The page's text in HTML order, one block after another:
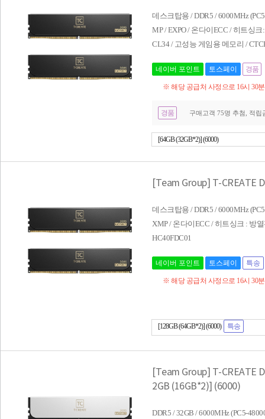
데스크탑용 / DDR5 / 6000MHz
MP / EXPO / 온다이ECC / 히트싱
CL34 / 고성능 게임용 메모리 /
네이버 포인트 토스페이 경품
※ 해당 공급처 사정으로 16시 30
경품 구매고객 75명 추첨, 적립
[64GB (32GB*2)] (6000)
[Team Group] T-CREATE
데스크탑용 / DDR5 / 6000MHz
XMP / 온다이ECC / 히트싱크 : 방
HC40FDC01
네이버 포인트 토스페이 특송
※ 해당 공급처 사정으로 16시 30
[128GB (64GB*2)] (6000) 특송
[Team Group] T-CREATE
2GB (16GB*2)] (6000)
DDR5 / 32GB / 6000MHz (PC5-